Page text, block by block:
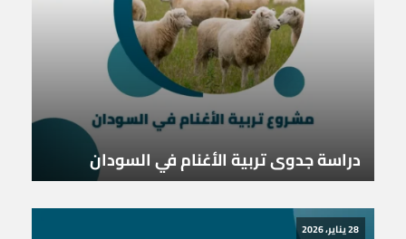
دراسة جدوى تربية الأغنام في السودان
28 يناير، 2026